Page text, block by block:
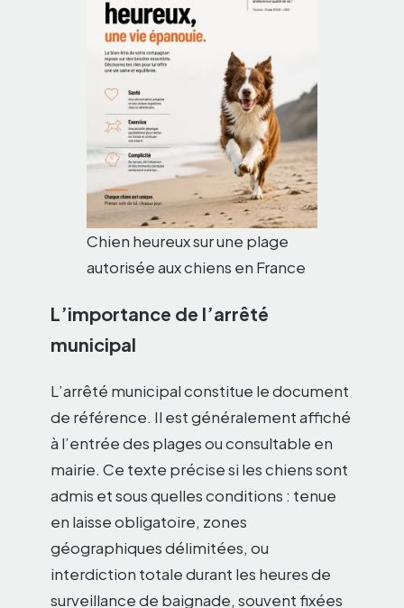
Chien heureux sur une plage
autorisée aux chiens en France
L’importance de l’arrêté
municipal
L’arrêté municipal constitue le document
de référence. Il est généralement affiché
à l’entrée des plages ou consultable en
mairie. Ce texte précise si les chiens sont
admis et sous quelles conditions : tenue
en laisse obligatoire, zones
géographiques délimitées, ou
interdiction totale durant les heures de
surveillance de baignade, souvent fixées